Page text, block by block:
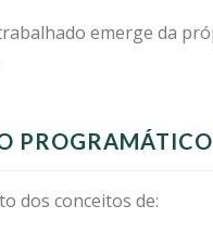
emerge da
PROGRAMÁTICO
dos conceitos de: